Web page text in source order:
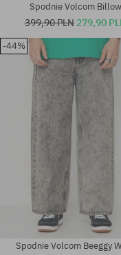
Dostępne rozmiary:
Spodnie Volcom Billow
399,90 PLN 279,90
-44%
Spodnie Volcom Beeggy